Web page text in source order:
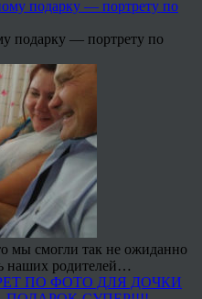
подарку — портрету по
мы смогли так не ожиданно
наших родителей…